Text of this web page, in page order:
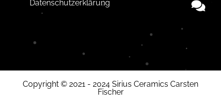
Datenschutzerklärung
Copyright © 2021 - 2024 Sirius Ceramics Carsten
Fischer